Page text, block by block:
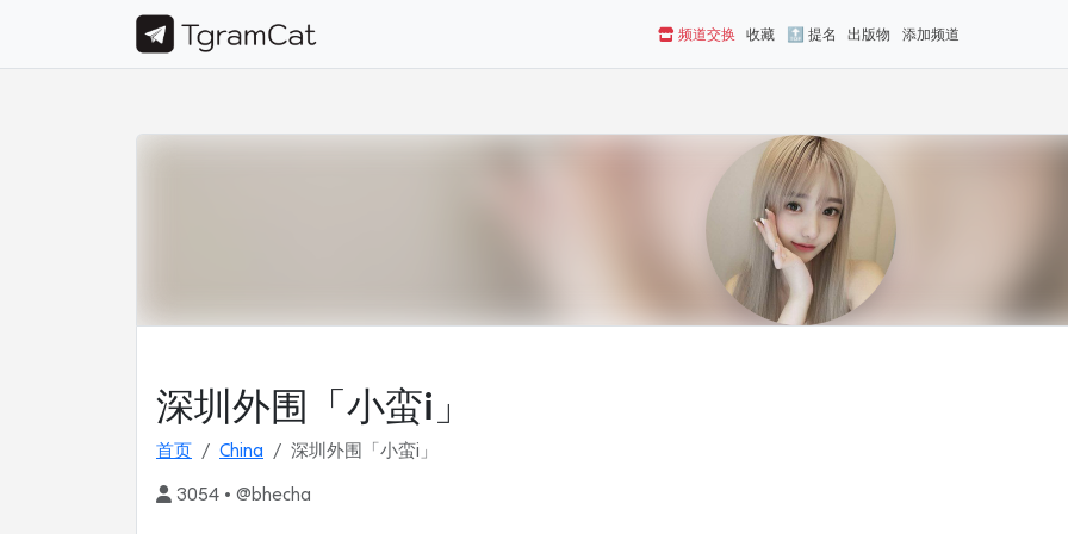
频道交换 收藏 🔝 提名 出版物 添加频道
深圳外围「小蛮i」
首页 China 深圳外围「小蛮i」
3054 • @bhecha